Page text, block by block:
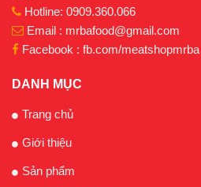
Hotline: 0909.360.066
Email : mrbafood@gmail.com
Facebook : fb.com/meatshopmrba
DANH MỤC
Trang chủ
Giới thiệu
Sản phẩm